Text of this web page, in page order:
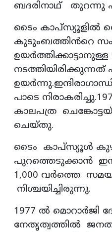
ബദരിനാഥ്‌ തുറന്നു
ടൈം കാപ്സ്യൂളിൽ
കുടുംബത്തിൻറെ
നടത്തിയിരിക്കുന്നത്
പാടെ
കാലപത്ര
ചെയ്തു.
ടൈം കാപ്സ്യൂൾ
പുറത്തെടുക്കാൻ
1,000 വർത്തെ
നിശ്ചയിച്ചിരുന്നു.
1977 ൽ മൊറാർജി
നേതൃത്വത്തിൽ ജനതാ